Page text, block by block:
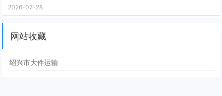
2026-07-28
网站收藏
绍兴市大件运输